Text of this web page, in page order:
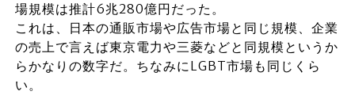
場規模は推計6兆280億円だった。
これは、日本の通販市場や広告市場と同じ規模、企業
の売上で言えば東京電力や三菱などと同規模というか
らかなりの数字だ。ちなみにLGBT市場も同じくら
い。